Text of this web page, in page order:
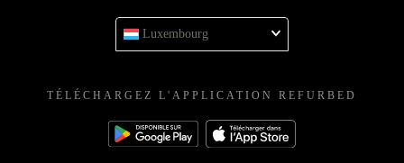
Luxembourg
TÉLÉCHARGEZ L'APPLICATION REFURBED